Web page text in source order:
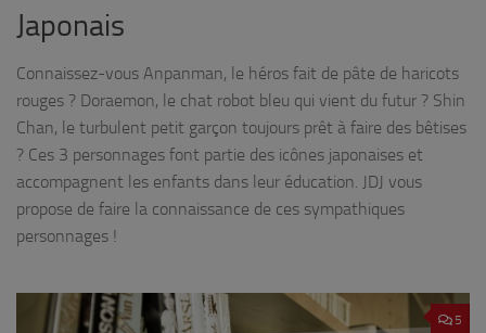
Japonais
Connaissez-vous Anpanman, le héros fait de pâte de haricots
rouges ? Doraemon, le chat robot bleu qui vient du futur ? Shin
Chan, le turbulent petit garçon toujours prêt à faire des bêtises
? Ces 3 personnages font partie des icônes japonaises et
accompagnent les enfants dans leur éducation. JDJ vous
propose de faire la connaissance de ces sympathiques
personnages !
5